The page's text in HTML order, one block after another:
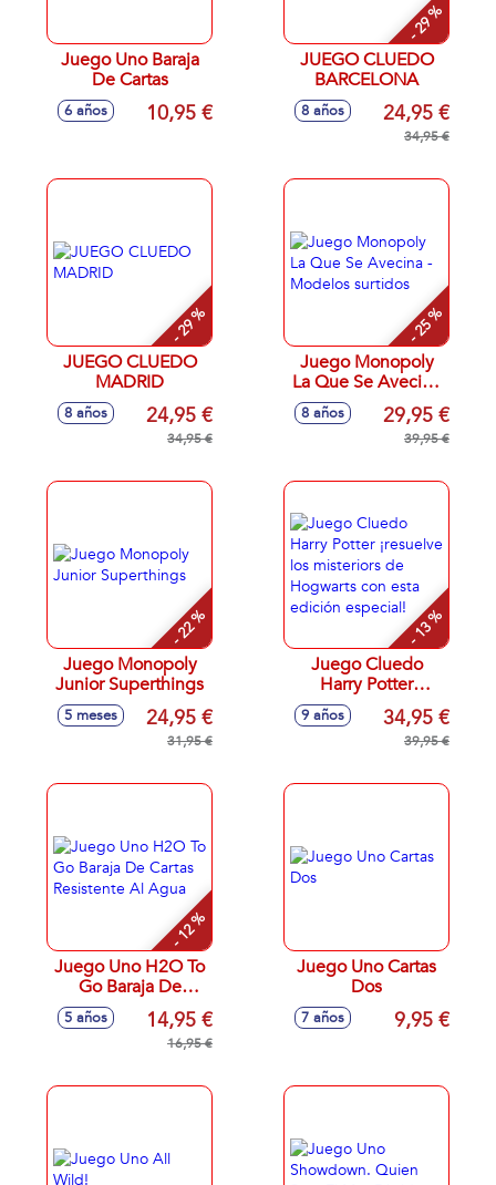
Juego Uno Baraja
De Cartas
6 años 10,95 €
- 29 %
JUEGO CLUEDO
BARCELONA
8 años 24,95 €
34,95 €
- 29 %
JUEGO CLUEDO
MADRID
8 años 24,95 €
34,95 €
- 25 %
Juego Monopoly
La Que Se Avecina
- Modelos surtidos
8 años 29,95 €
39,95 €
- 22 %
Juego Monopoly
Junior Superthings
5 meses 24,95 €
31,95 €
- 13 %
Juego Cluedo
Harry Potter
¡resuelve los
misteriors de
Hogwarts con esta
9 años 34,95 €
39,95 €
- 12 %
Juego Uno H2O To
Go Baraja De
Cartas Resistente Al
Agua
5 años 14,95 €
16,95 €
Juego Uno Cartas
Dos
7 años 9,95 €